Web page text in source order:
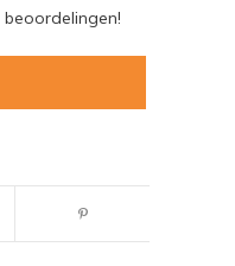
beoordelingen!